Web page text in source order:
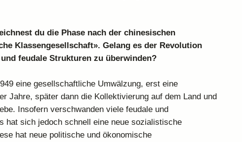
du die Phase nach der chinesischen
Klassengesellschaft». Gelang es der Revolution
feudale Strukturen zu überwinden?
eine gesellschaftliche Umwälzung, erst eine
Jahre, später dann die Kollektivierung auf dem Land und
Insofern verschwanden viele feudale und
hat sich jedoch schnell eine neue sozialistische
hat neue politische und ökonomische